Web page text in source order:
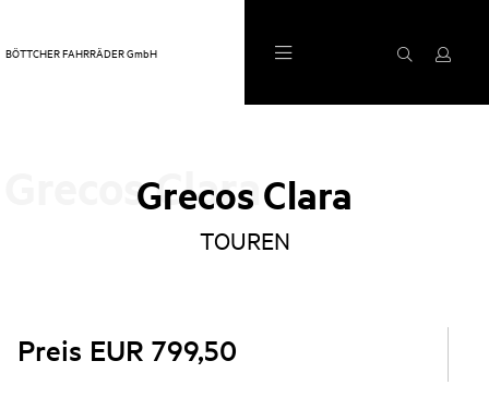
BÖTTCHER FAHRRÄDER GmbH
Grecos Clara
TOUREN
Preis EUR 799,50
Grecos Clara